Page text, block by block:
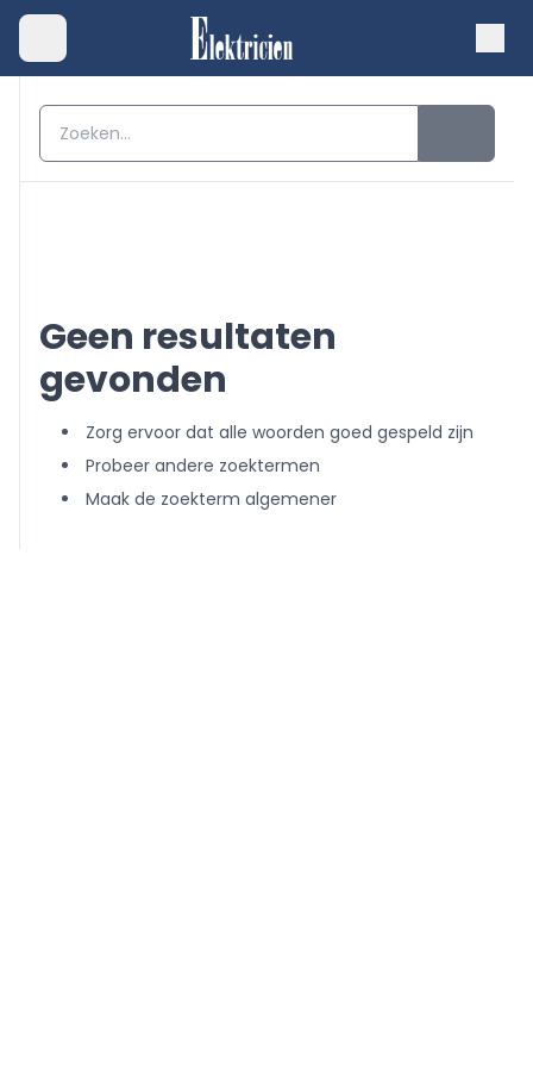
Geen resultaten
gevonden
Zorg ervoor dat alle woorden goed gespeld zijn
Probeer andere zoektermen
Maak de zoekterm algemener